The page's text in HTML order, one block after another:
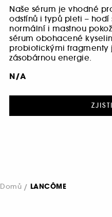
Naše sérum je vhodné
odstínů i typů pleti – hodí
normální i mastnou
sérum obohacené
probiotickými fragmenty
zásobárnou energie.
N/A
Domů LANCÔME